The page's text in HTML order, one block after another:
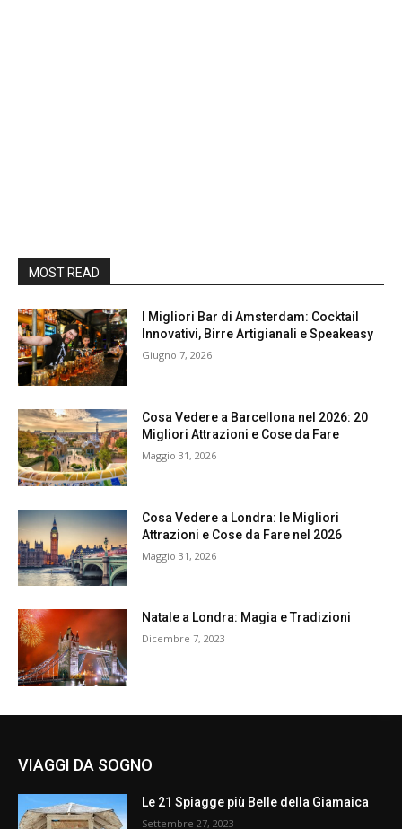
MOST READ
I Migliori Bar di Amsterdam: Cocktail
Innovativi, Birre Artigianali e Speakeasy
Giugno 7, 2026
Cosa Vedere a Barcellona nel 2026: 20
Migliori Attrazioni e Cose da Fare
Maggio 31, 2026
Cosa Vedere a Londra: le Migliori
Attrazioni e Cose da Fare nel 2026
Maggio 31, 2026
Natale a Londra: Magia e Tradizioni
Dicembre 7, 2023
VIAGGI DA SOGNO
Le 21 Spiagge più Belle della Giamaica
Settembre 27, 2023